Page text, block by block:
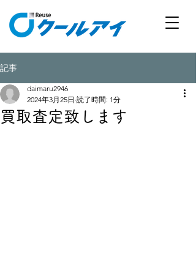
記事
買取査定致します
daimaru2946
2024年3月25日 読了時間: 1分